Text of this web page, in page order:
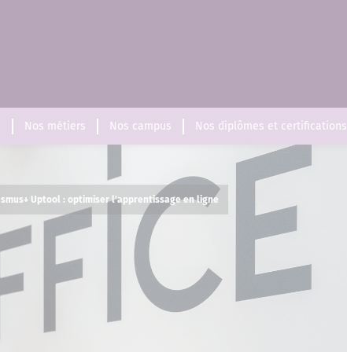
Nos métiers Nos campus Nos diplômes et certifications
Uptool : optimiser l’apprentissage en ligne